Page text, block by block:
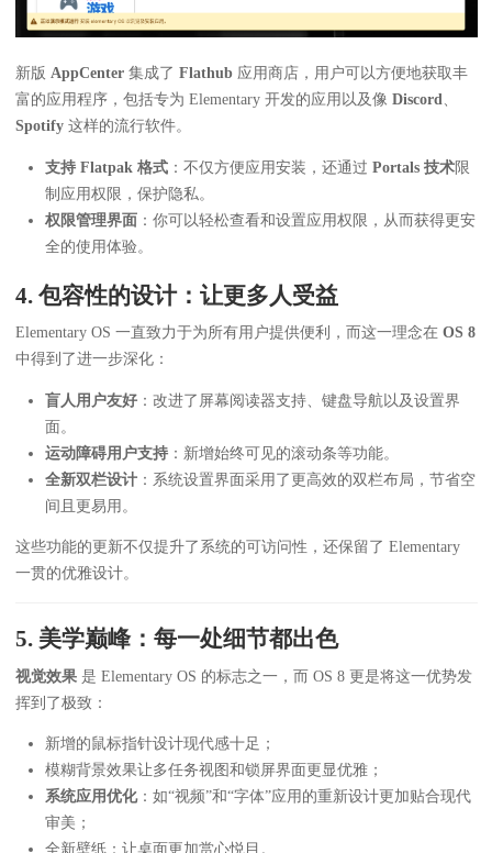
新版 AppCenter集成了 Flathub应用商店，用户可以方便地获取丰
富的应用程序，包括专为 Elementary 开发的应用以及像 Discord、
Spotify这样的流行软件。
支持 Flatpak 格式：不仅方便应用安装，还通过 Portals 技术限
制应用权限，保护隐私。
权限管理界面：你可以轻松查看和设置应用权限，从而获得更安
全的使用体验。
4. 包容性的设计：让更多人受益
Elementary OS 一直致力于为所有用户提供便利，而这一理念在 OS 8
中得到了进一步深化：
盲人用户友好：改进了屏幕阅读器支持、键盘导航以及设置界
面。
运动障碍用户支持：新增始终可见的滚动条等功能。
全新双栏设计：系统设置界面采用了更高效的双栏布局，节省空
间且更易用。
这些功能的更新不仅提升了系统的可访问性，还保留了 Elementary
一贯的优雅设计。
5. 美学巅峰：每一处细节都出色
视觉效果是 Elementary OS 的标志之一，而 OS 8 更是将这一优势发
挥到了极致：
新增的鼠标指针设计现代感十足；
模糊背景效果让多任务视图和锁屏界面更显优雅；
系统应用优化：如“视频”和“字体”应用的重新设计更加贴合现代
审美；
全新壁纸：让桌面更加赏心悦目。